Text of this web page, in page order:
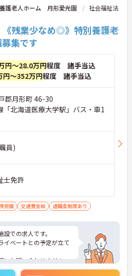
護老人ホーム 月形愛光園
社会福祉法
《残業少なめ◎》特別養護老
集です
円～28.0万円程度 諸手当込
円～352万円程度 諸手当込
郡月形町 46-30
「北海道医療大学駅」バス・車1
員)
士免許
完備 交通費支給 退職金制度あり
での求人です。
イベートとの予定が立て
にお問い合わせくださ